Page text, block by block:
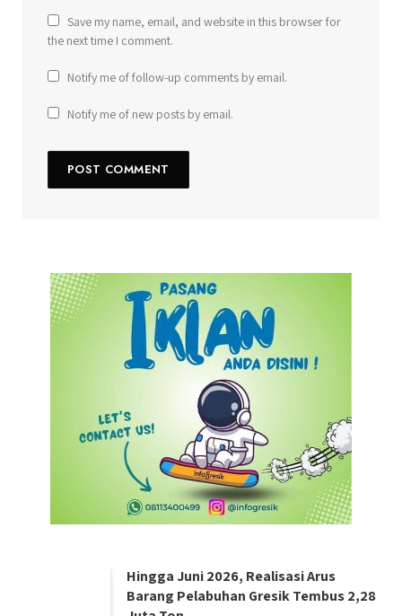
Save my name, email, and website in this browser for
the next time I comment.
Notify me of follow-up comments by email.
Notify me of new posts by email.
Hingga Juni 2026, Realisasi Arus
Barang Pelabuhan Gresik Tembus 2,28